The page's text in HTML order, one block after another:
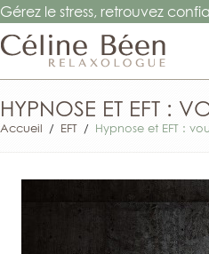
Gérez le stress, retrouvez
HYPNOSE ET EFT :
Accueil / EFT / Hypnose et EFT :